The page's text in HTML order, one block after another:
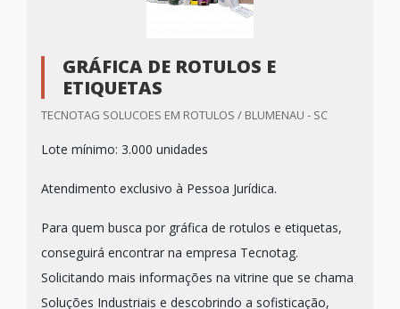
GRÁFICA DE ROTULOS E
ETIQUETAS
TECNOTAG SOLUCOES EM ROTULOS / BLUMENAU - SC
Lote mínimo: 3.000 unidades
Atendimento exclusivo à Pessoa Jurídica.
Para quem busca por gráfica de rotulos e etiquetas,
conseguirá encontrar na empresa Tecnotag.
Solicitando mais informações na vitrine que se chama
Soluções Industriais e descobrindo a sofisticação,